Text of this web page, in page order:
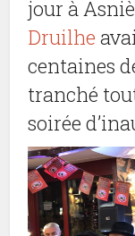
jour à
Druilhe
centaines
tranché
soirée